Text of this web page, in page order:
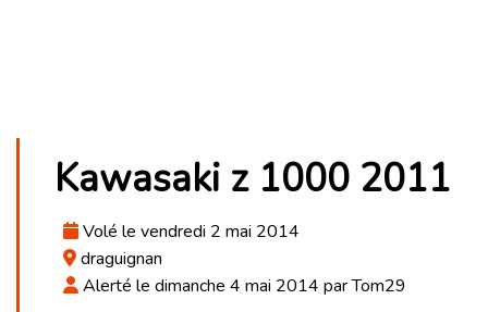
Kawasaki z 1000 2011
Volé le vendredi 2 mai 2014
draguignan
Alerté le dimanche 4 mai 2014 par Tom29